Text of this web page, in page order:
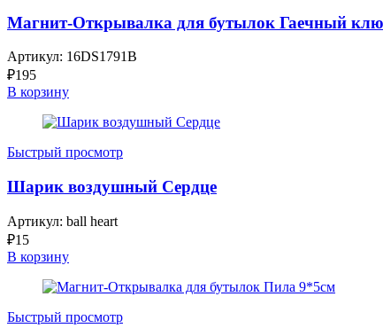
Магнит-Открывалка для бутылок Гаечный
Артикул: 16DS1791B
₽195
В корзину
Быстрый просмотр
Шарик воздушный Сердце
Артикул: ball heart
₽15
В корзину
Быстрый просмотр